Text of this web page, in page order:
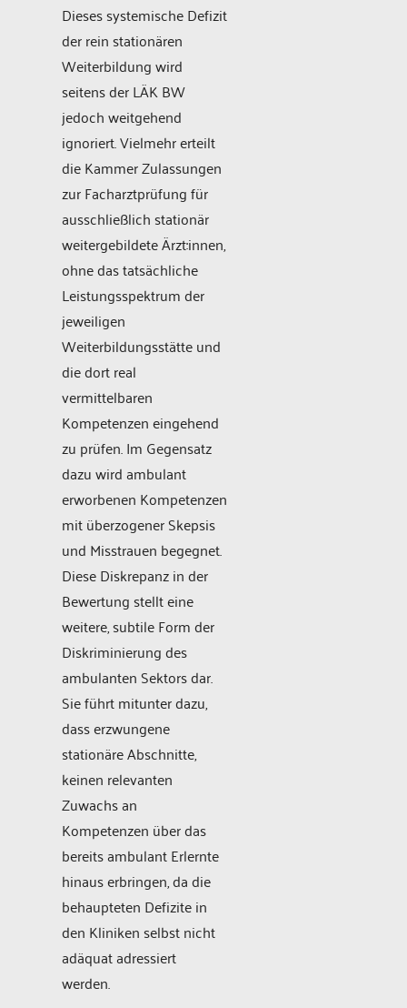
Dieses systemische Defizit
der rein stationären
Weiterbildung wird
seitens der LÄK BW
jedoch weitgehend
ignoriert. Vielmehr erteilt
die Kammer Zulassungen
zur Facharztprüfung für
ausschließlich stationär
weitergebildete Ärzt:innen,
ohne das tatsächliche
Leistungsspektrum der
jeweiligen
Weiterbildungsstätte und
die dort real
vermittelbaren
Kompetenzen eingehend
zu prüfen. Im Gegensatz
dazu wird ambulant
erworbenen Kompetenzen
mit überzogener Skepsis
und Misstrauen begegnet.
Diese Diskrepanz in der
Bewertung stellt eine
weitere, subtile Form der
Diskriminierung des
ambulanten Sektors dar.
Sie führt mitunter dazu,
dass erzwungene
stationäre Abschnitte,
keinen relevanten
Zuwachs an
Kompetenzen über das
bereits ambulant Erlernte
hinaus erbringen, da die
behaupteten Defizite in
den Kliniken selbst nicht
adäquat adressiert
werden.